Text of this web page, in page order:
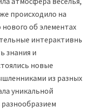
происходило на
нового об элементах
интерактивные
знания и
новые
из разных
уникальной